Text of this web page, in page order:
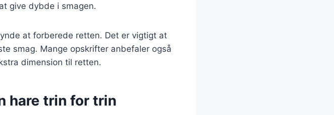
give dybde i smagen.
at forberede retten. Det er vigtigt at
smag. Mange opskrifter anbefaler også
dimension til retten.
hare trin for trin